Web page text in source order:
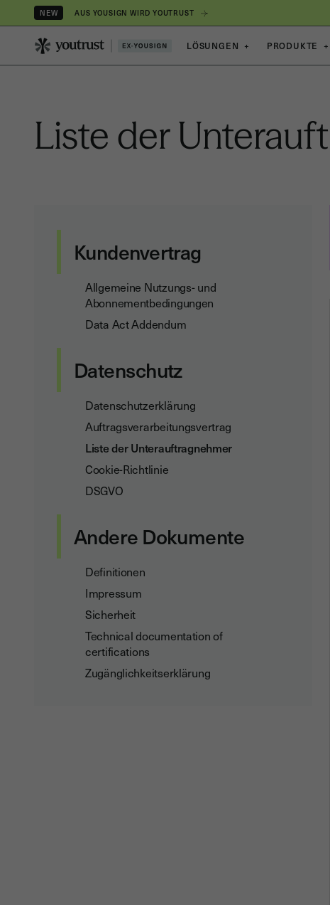
NEW AUS YOUSIGN WIRD YOUTRUST
LÖSUNGEN + PRODUKTE +
Liste der
Kundenvertrag
Allgemeine Nutzungs- und
Abonnementbedingungen
Data Act Addendum
Datenschutz
Datenschutzerklärung
Auftragsverarbeitungsvertrag
Liste der Unterauftragnehmer
Cookie-Richtlinie
DSGVO
Andere Dokumente
Definitionen
Impressum
Sicherheit
Technical documentation of
certifications
Zugänglichkeitserklärung